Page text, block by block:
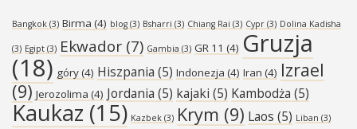
Bangkok (3) Birma (4) blog (3) Bsharri (3) Chiang Rai (3) Cypr (3) Dolina Kadisha
(3) Egipt (3) Ekwador (7) Gambia (3) GR 11 (4) Gruzja
(18) góry(4) Hiszpania (5) Indonezja (4) Iran (4) Izrael
(9) Jerozolima (4) Jordania (5) kajaki (5) Kambodża (5)
Kaukaz (15) Kazbek (3) Krym (9) Laos (5) Liban (3)